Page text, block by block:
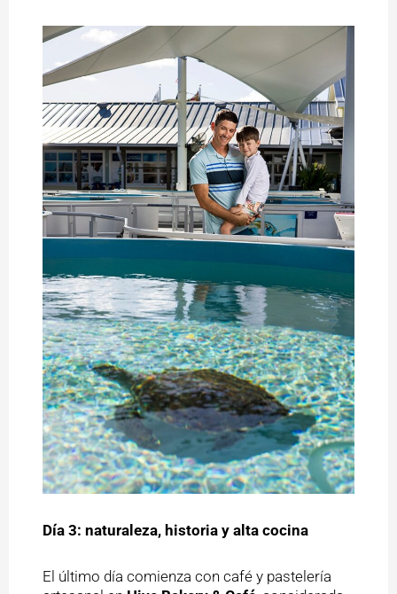
Día 3: naturaleza, historia y alta cocina
El último día comienza con café y pastelería